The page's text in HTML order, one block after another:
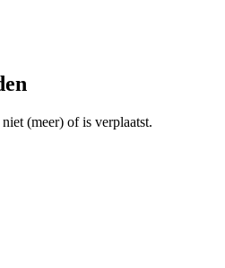
(meer) of is verplaatst.